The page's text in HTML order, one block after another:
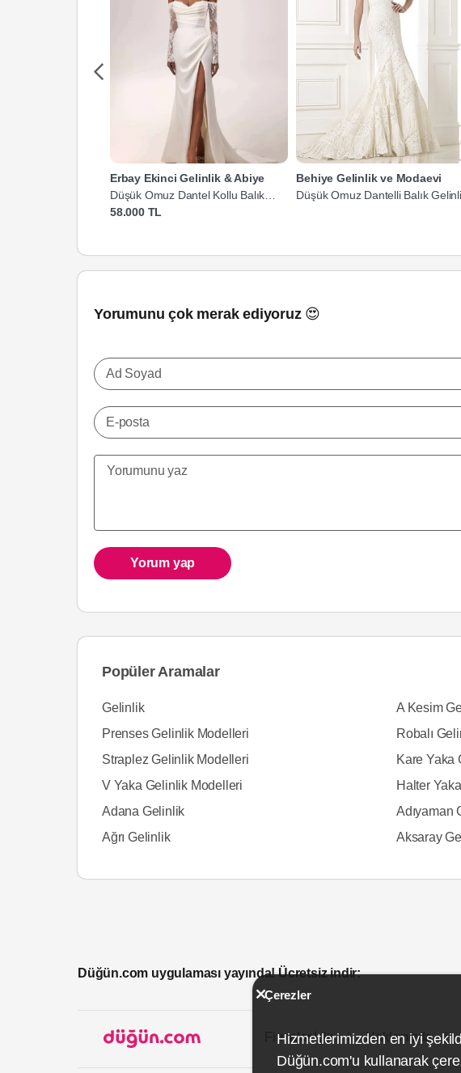
Erbay Ekinci Gelinlik & Abiye
Düşük Omuz Dantel Kollu Balık
Gelinlik
58.000 TL
Behiye Gelinlik ve Modaevi
Düşük Omuz Dantelli Balık
Yorumunu çok merak ediyoruz 😍
Ad Soyad
E-posta
Yorum yap
Popüler Aramalar
Gelinlik A Kesim
Prenses Gelinlik Modelleri
Robalı
Straplez Gelinlik Modelleri
Kare Yaka
V Yaka Gelinlik Modelleri
Halter
Adana Gelinlik
Adıyaman
Ağrı Gelinlik
Aksaray
Düğün.com uygulaması yayında! Ücretsiz indir:
Firmalar İçin Hakkımızda
Çerezler
Hizmetlerimizden en iyi
Düğün.com'u kullanarak